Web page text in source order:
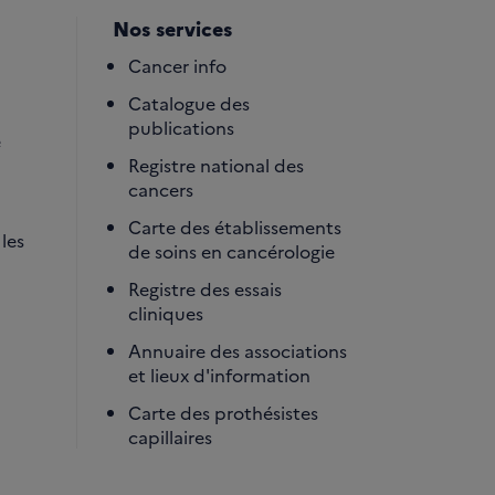
Nos services
Cancer info
Catalogue des
publications
Registre national des
cancers
Carte des établissements
de soins en cancérologie
Registre des essais
cliniques
Annuaire des associations
et lieux d'information
Carte des prothésistes
capillaires